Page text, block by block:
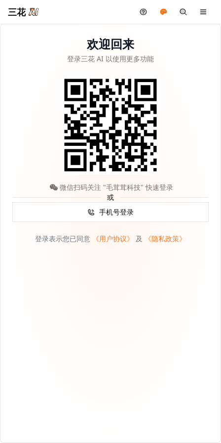
三花
欢迎回来
登录三花 AI 以使用更多功能
手机号登录
或
微信扫码关注 "毛茸茸科技" 快速登录
登录表示您已同意 《用户协议》 及 《隐私政策》